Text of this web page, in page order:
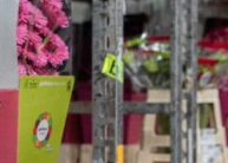
factoren waar je
gaat alles om de details. Het
van alles
klanten met
alles zo goed
Het geeft mij een